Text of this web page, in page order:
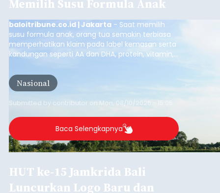
Memilih Susu Formula Anak
baloitribune.co.id | Jakarta - Saat memilih
susu formula anak, orang tua semakin terbiasa
memperhatikan klaim pada label kemasan serta
kandungan seperti AA dan DHA, protein, vitamin,
yang belum banyak dicermati adalah dari mana
sumber susu yang digunakan.
Nasional
Submitted by contributor on Mon, 08/10/2026 - 15:05
Baca Selengkapnya
HUT ke-15 Jamkrida Bali
Luncurkan Logo Baru dan